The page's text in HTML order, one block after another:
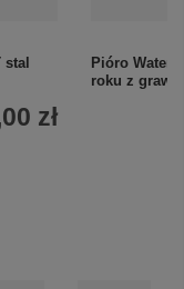
stal
zł
Pióro
roku z